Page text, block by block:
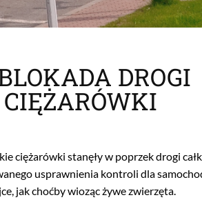
DROGI
ciężarówki stanęły w poprzek drogi
usprawnienia kontroli dla
jak choćby wioząc żywe zwierzęta.